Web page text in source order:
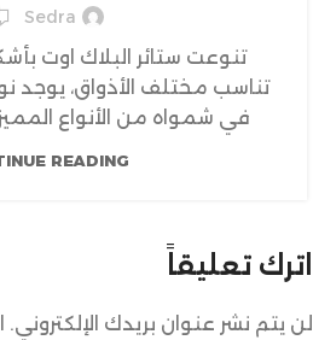
Sedra
تنوعت ستائر البلاك اوت
تناسب مختلف الأذواق، يوجد
في شمواه من الأنواع
READING
اترك تعليقاً
لن يتم نشر عنوان بريدك الإلكتروني.